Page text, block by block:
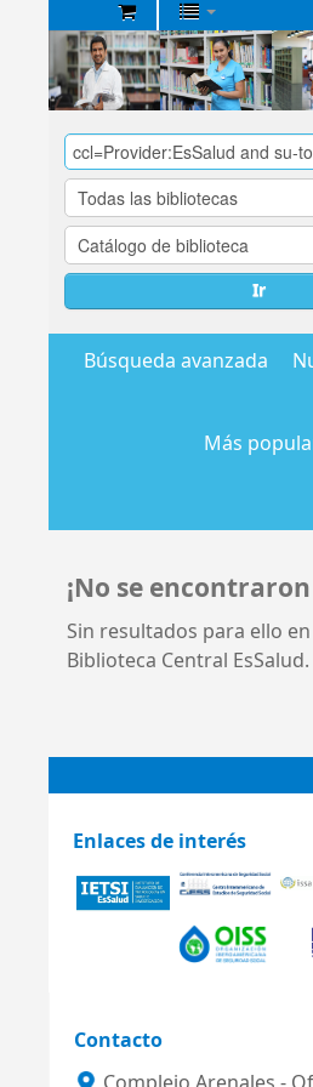
Biblioteca
Central
EsSalud
Ir
Búsqueda avanzada
Más
¡No se
Sin resultados para ello
Biblioteca Central EsSalud.
Enlaces de interés
Contacto